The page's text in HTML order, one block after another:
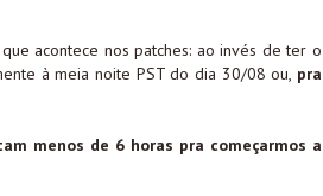
acontece nos patches: ao invés de ter o
à meia noite PST do dia 30/08 ou, pra
menos de 6 horas pra começarmos a